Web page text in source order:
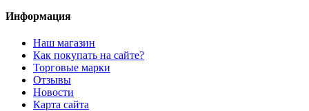
Информация
Наш магазин
Как покупать на сайте?
Торговые марки
Отзывы
Новости
Карта сайта